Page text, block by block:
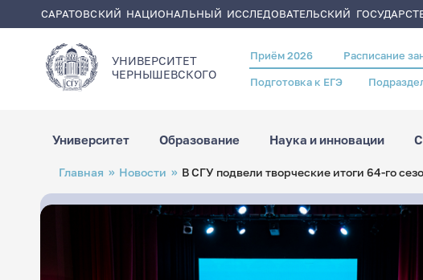
содержанию
САРАТОВСКИЙ НАЦИОНАЛЬНЫЙ ИССЛЕДОВАТЕЛЬСКИЙ
УНИВЕРСИТЕТ
ЧЕРНЫШЕВСКОГO
Header
menu
Приём 2026 Расписание
Подготовка к ЕГЭ
Университет Образование Наука и инновации
Строка
навигации
Главная Новости В СГУ подвели творческие итоги 64-го